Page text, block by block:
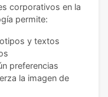
corporativos en la
permite:
y textos
preferencias
la imagen de